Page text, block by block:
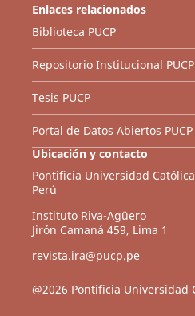
Enlaces relacionados
Biblioteca PUCP
Repositorio Institucional PUCP
Tesis PUCP
Portal de Datos Abiertos PUCP
Ubicación y contacto
Pontificia Universidad
Perú
Instituto Riva-Agüero
Jirón Camaná 459, Lima 1
revista.ira@pucp.pe
@2026 Pontificia Universidad